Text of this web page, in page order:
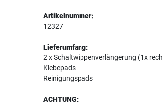
Artikelnummer:
12327
Lieferumfang:
2 x Schaltwippenverlängerung (1x
Klebepads
Reinigungspads
ACHTUNG: